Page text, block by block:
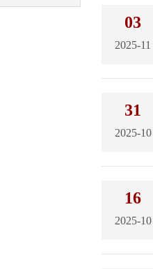
03
2025-11
31
2025-10
16
2025-10